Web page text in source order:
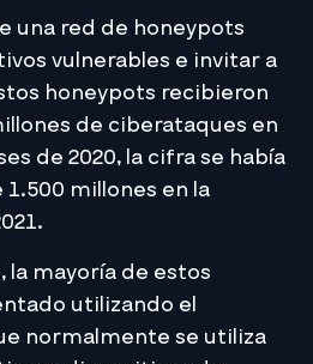
una red de honeypots
vulnerables e invitar a
honeypots recibieron
de ciberataques en
de 2020, la cifra se había
millones en la
la mayoría de estos
utilizando el
normalmente se utiliza